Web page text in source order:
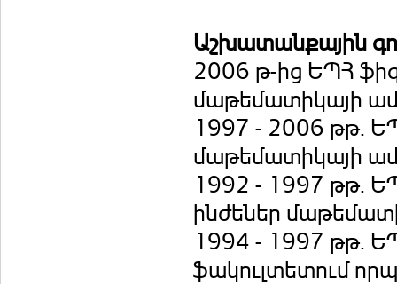
Աշխատանքային
2006 թ-ից ԵՊՀ
մաթեմատիկայի
1997 - 2006 թթ.
մաթեմատիկայի
1992 - 1997 թթ.
ինժեներ
1994 - 1997 թթ.
ֆակուլտետում